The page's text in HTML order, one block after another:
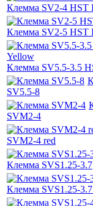
Клемма SV2-4 HST
Клемма SV2-5 HST
Клемма SV5.5-3.5
SV5.5-8
SVM2-4
SVM2-4 red
Клемма SVS1.25-3.7
Клемма SVS1.25-